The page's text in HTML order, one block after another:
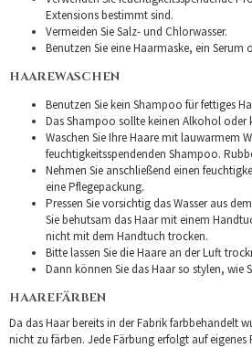
Extensions bestimmt sind.
Vermeiden Sie Salz- und Chlorwasser.
Benutzen Sie eine Haarmaske, ein Serum
HAAREWASCHEN
Benutzen Sie kein Shampoo für fettiges
Das Shampoo sollte keinen Alkohol oder
Waschen Sie Ihre Haare mit lauwarmem
feuchtigkeitsspendenden Shampoo.
Nehmen Sie anschließend einen
eine Pflegepackung.
Pressen Sie vorsichtig das Wasser aus
Sie behutsam das Haar mit einem
nicht mit dem Handtuch trocken.
Bitte lassen Sie die Haare an der Luft
Dann können Sie das Haar so stylen, wie
HAAREFÄRBEN
Da das Haar bereits in der Fabrik farbbehandelt
nicht zu färben. Jede Färbung erfolgt auf eigenes